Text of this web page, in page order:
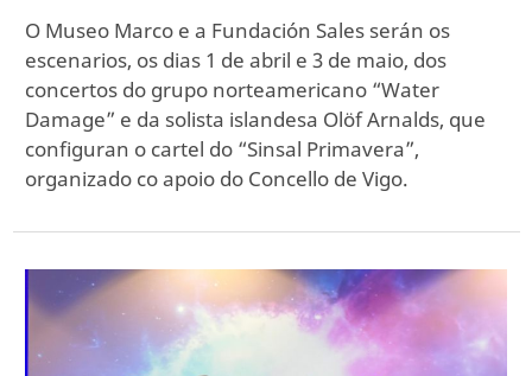
O Museo Marco e a Fundación Sales serán os
escenarios, os dias 1 de abril e 3 de maio, dos
concertos do grupo norteamericano “Water
Damage” e da solista islandesa Olöf Arnalds, que
configuran o cartel do “Sinsal Primavera”,
organizado co apoio do Concello de Vigo.